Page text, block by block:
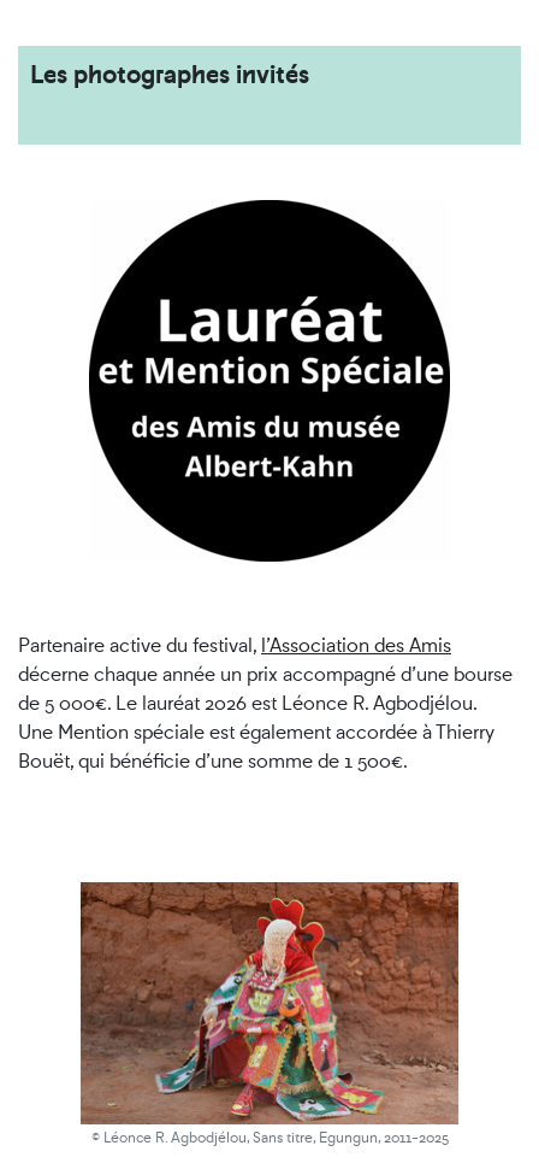
Les photographes invités
Partenaire active du festival, l’Association des Amis
décerne chaque année un prix accompagné d’une bourse
de 5 000€. Le lauréat 2026 est Léonce R. Agbodjélou.
Une Mention spéciale est également accordée à Thierry
Bouët, qui bénéficie d’une somme de 1 500€.
© Léonce R. Agbodjélou, Sans titre, Egungun, 2011-2025